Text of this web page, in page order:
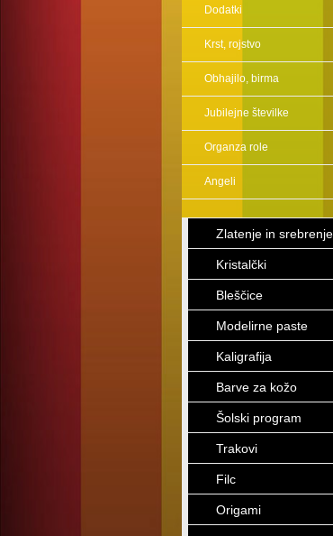
Dodatki
Krst, rojstvo
Obhajilo, birma
Jubilejne številke
Organza role
Angeli
Zlatenje in srebrenje
Kristalčki
Bleščice
Modelirne paste
Kaligrafija
Barve za kožo
Šolski program
Trakovi
Filc
Origami